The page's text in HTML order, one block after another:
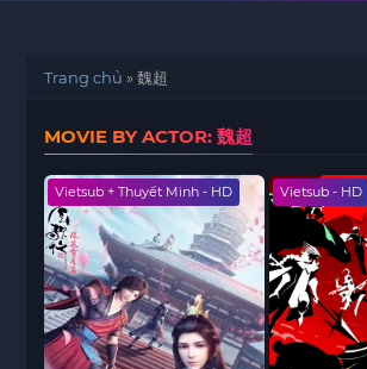
Trang chủ »魏超
MOVIE BY ACTOR: 魏超
Vietsub + Thuyết Minh - HD Vietsub - HD